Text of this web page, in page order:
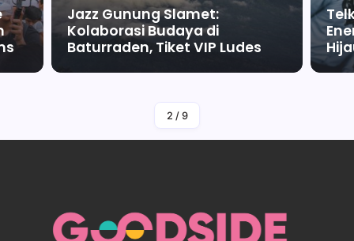
Jazz Gunung Slamet:
Kolaborasi Budaya di
Baturraden, Tiket VIP Ludes
By Falah Malaika Az Zahra
2 / 9